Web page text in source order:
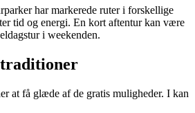
har markerede ruter i forskellige
tid og energi. En kort aftentur kan være
i weekenden.
traditioner
at få glæde af de gratis muligheder. I kan